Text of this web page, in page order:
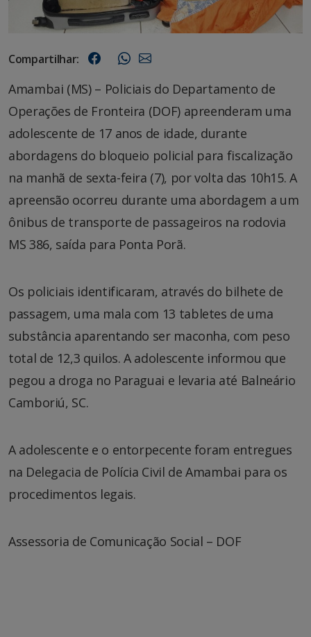
Compartilhar:
Amambai (MS) – Policiais do Departamento de
Operações de Fronteira (DOF) apreenderam uma
adolescente de 17 anos de idade, durante
abordagens do bloqueio policial para fiscalização
na manhã de sexta-feira (7), por volta das 10h15. A
apreensão ocorreu durante uma abordagem a um
ônibus de transporte de passageiros na rodovia
MS 386, saída para Ponta Porã.
Os policiais identificaram, através do bilhete de
passagem, uma mala com 13 tabletes de uma
substância aparentando ser maconha, com peso
total de 12,3 quilos. A adolescente informou que
pegou a droga no Paraguai e levaria até Balneário
Camboriú, SC.
A adolescente e o entorpecente foram entregues
na Delegacia de Polícia Civil de Amambai para os
procedimentos legais.
Assessoria de Comunicação Social – DOF